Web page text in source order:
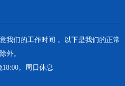
我们的工作时间 。以下是我们的正常
外。
。周日休息